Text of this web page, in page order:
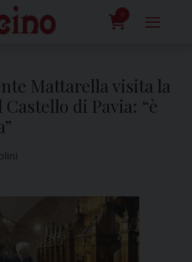
0
Mattarella visita la
di Pavia: “è